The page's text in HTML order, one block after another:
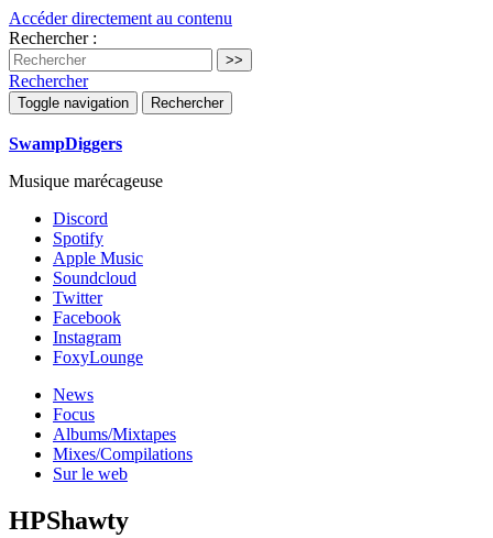
Accéder directement au contenu
Rechercher :
Rechercher
Toggle navigation Rechercher
SwampDiggers
Musique marécageuse
Discord
Spotify
Apple Music
Soundcloud
Twitter
Facebook
Instagram
FoxyLounge
News
Focus
Albums/Mixtapes
Mixes/Compilations
Sur le web
HPShawty